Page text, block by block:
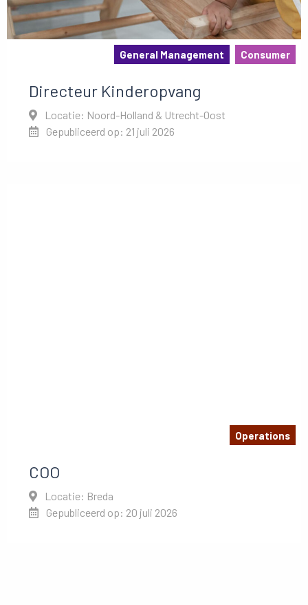
General Management Consumer
Directeur Kinderopvang
Locatie: Noord-Holland & Utrecht-Oost
Gepubliceerd op: 21 juli 2026
Operations
COO
Locatie: Breda
Gepubliceerd op: 20 juli 2026